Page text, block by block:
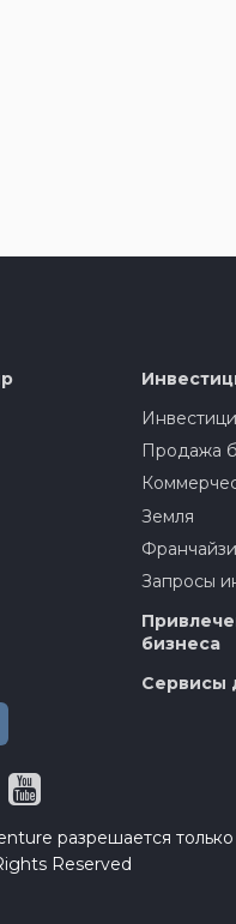
Продажа
Земля
Запросы
бизнеса
Сервисы
разрешается
Reserved